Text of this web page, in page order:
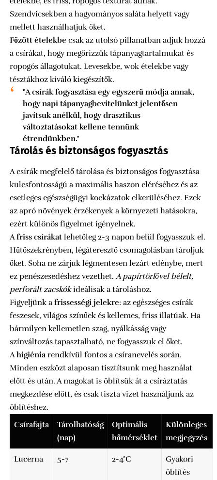
Szendvicsekben a hagyományos saláta helyett vagy
mellett használhatjuk őket.
Főzött ételekbe csak az utolsó pillanatban adjuk hozzá
a csírákat, hogy megőrizzük tápanyagtartalmukat és
ropogós állagotukat. Levesekbe, wok ételekbe vagy
tésztákhoz kiváló kiegészítők.
"A csírák fogyasztása egy egyszerű módja annak,
hogy napi tápanyagbevitelünket jelentősen
javítsuk anélkül, hogy drasztikus
változtatásokat kellene tennünk
étrendünkben."
Tárolás és biztonságos fogyasztás
A csírák megfelelő tárolása és biztonságos fogyasztása
kulcsfontosságú a maximális haszon eléréséhez és az
esetleges egészségügyi kockázatok elkerüléséhez. Ezek
az apró növények érzékenyek a környezeti hatásokra,
ezért különös figyelmet igényelnek.
Afriss csírákat lehetőleg 2-3 napon belül fogyasszuk el.
Hűtőszekrényben, légáteresztő csomagolásban tároljuk
őket. Soha ne zárjuk légmentesen lezárt edénybe, mert
ez penészesedéshez vezethet. A papírtörlővel bélelt,
perforált zacskókideálisak a tároláshoz.
Figyeljünk a frissességi jelekre: az egészséges csírák
feszesek, világos színűek és kellemes, friss illatúak. Ha
bármilyen kellemetlen szag, nyálkásság vagy
színváltozás tapasztalható, ne fogyasszuk el őket.
Ahigiéniarendkívül fontos a csíranevelés során.
Minden eszközt alaposan tisztítsunk meg használat
előtt és után. A magokat is öblítsük át a csíráztatás
megkezdése előtt, és csak tiszta vizet használjunk az
öblítéshez.
Csírafajta
Tárolhatóság
(nap)
Optimális
hőmérséklet
Különleges
megjegyzés
Lucerna 5-7 2-4°C
Gyakori
öblítés